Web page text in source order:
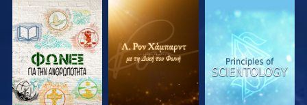
ΕΞΕΡΕΥΝΗΣΤΕ ΤΗ
ΣΕΙΡΑ
ΕΞΕΡΕΥΝΗΣΤΕ ΤΗ
ΣΕΙΡΑ
ΕΞΕΡΕΥΝΗΣΤΕ ΤΗ
ΣΕΙΡΑ